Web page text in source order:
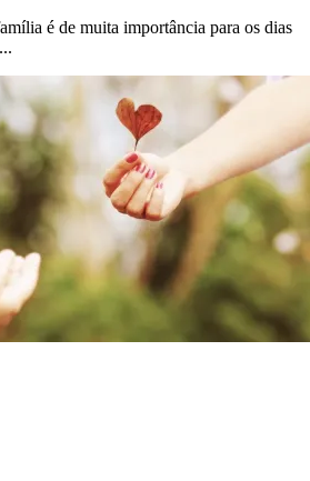
é de muita importância para os dias